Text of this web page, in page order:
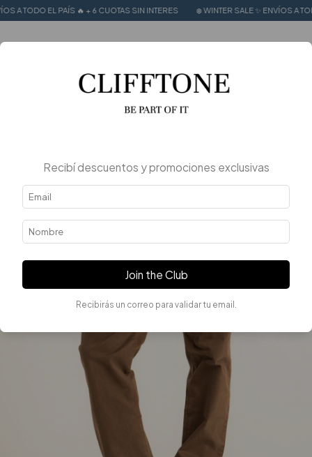
PAÍS 🔥 + 6 CUOTAS SIN INTERES ❄️ WINTER SALE ✨ ENVÍOS A TODO EL PAÍS
Recibí descuentos y promociones exclusivas
Join the Club
Recibirás un correo para validar tu email.